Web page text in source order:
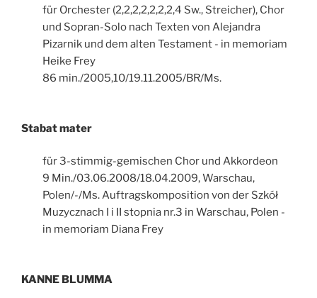
für Orchester (2,2,2,2,2,2,2,4 Sw., Streicher), Chor
und Sopran-Solo nach Texten von Alejandra
Pizarnik und dem alten Testament - in memoriam
Heike Frey
86 min./2005,10/19.11.2005/BR/Ms.
Stabat mater
für 3-stimmig-gemischen Chor und Akkordeon
9 Min./03.06.2008/18.04.2009, Warschau,
Polen/-/Ms. Auftragskomposition von der Szkół
Muzycznach I i II stopnia nr.3 in Warschau, Polen -
in memoriam Diana Frey
KANNE BLUMMA